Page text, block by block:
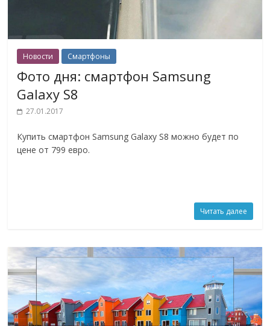
Новости Смартфоны
Фото дня: смартфон Samsung
Galaxy S8
27.01.2017
Купить смартфон Samsung Galaxy S8 можно будет по
цене от 799 евро.
Читать далее